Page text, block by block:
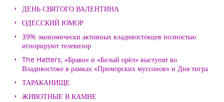
ДЕНЬ СВЯТОГО ВАЛЕНТИНА
ОДЕССКИЙ ЮМОР
39% экономически активных владивостокцев полностью
игнорируют телевизор
The Hatters, «Браво» и «Белый орёл» выступят во
Владивостоке в рамках «Приморских муссонов» и Дня тигра
ТАРАКАНИЩЕ
ЖИВОТНЫЕ В КАМНЕ